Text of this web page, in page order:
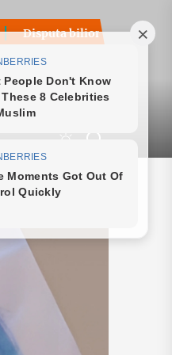
sobre royalties do